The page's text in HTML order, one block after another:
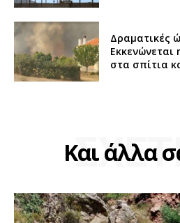
Δραματικές
στα σπίτια
Και άλλα